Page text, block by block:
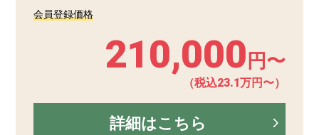
会員登録価格
210,000 円〜
（税込23.1万円〜）
詳細はこちら